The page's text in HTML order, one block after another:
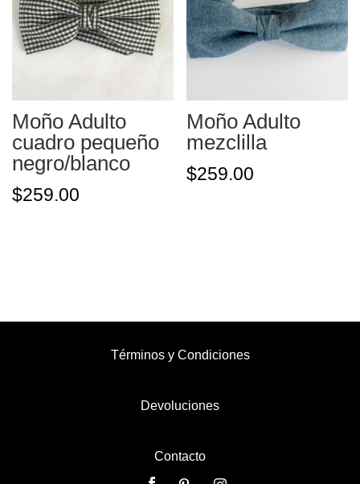
Moño Adulto
cuadro pequeño
negro/blanco
$259.00
Moño Adulto
mezclilla
$259.00
Términos y Condiciones
Devoluciones
Contacto